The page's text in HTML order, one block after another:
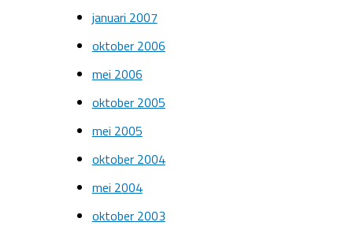
januari 2007
oktober 2006
mei 2006
oktober 2005
mei 2005
oktober 2004
mei 2004
oktober 2003